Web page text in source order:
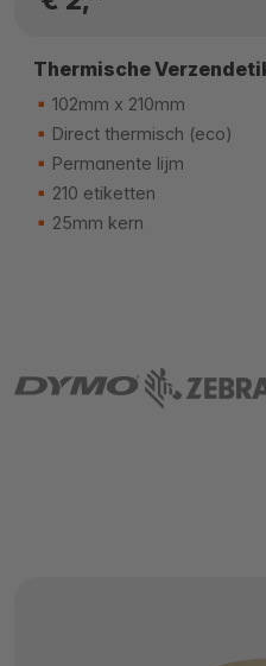
Thermische
102mm x 210mm
Direct thermisch (eco)
Permanente lijm
210 etiketten
25mm kern